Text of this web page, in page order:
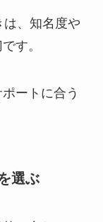
、知名度や
す。
ートに合う
選ぶ